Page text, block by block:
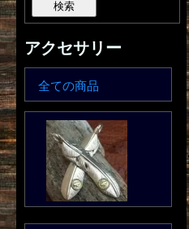
アクセサリー
全ての商品